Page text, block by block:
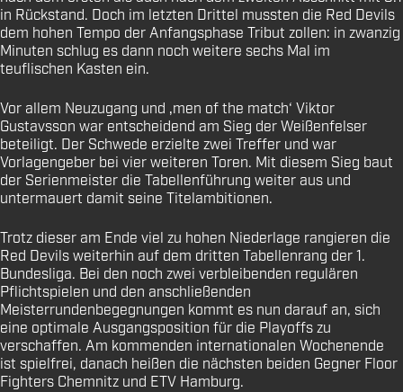
in Rückstand. Doch im letzten Drittel mussten die Red Devils
dem hohen Tempo der Anfangsphase Tribut zollen: in zwanzig
Minuten schlug es dann noch weitere sechs Mal im
teuflischen Kasten ein.
Vor allem Neuzugang und ‚men of the match‘ Viktor
Gustavsson war entscheidend am Sieg der Weißenfelser
beteiligt. Der Schwede erzielte zwei Treffer und war
Vorlagengeber bei vier weiteren Toren. Mit diesem Sieg baut
der Serienmeister die Tabellenführung weiter aus und
untermauert damit seine Titelambitionen.
Trotz dieser am Ende viel zu hohen Niederlage rangieren die
Red Devils weiterhin auf dem dritten Tabellenrang der 1.
Bundesliga. Bei den noch zwei verbleibenden regulären
Pflichtspielen und den anschließenden
Meisterrundenbegegnungen kommt es nun darauf an, sich
eine optimale Ausgangsposition für die Playoffs zu
verschaffen. Am kommenden internationalen Wochenende
ist spielfrei, danach heißen die nächsten beiden Gegner Floor
Fighters Chemnitz und ETV Hamburg.